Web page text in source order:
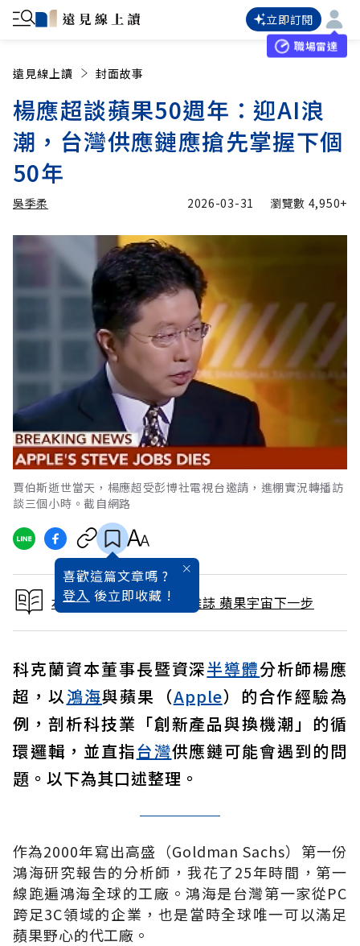
立即訂閱
職場雷達
遠見線上讀 封面故事
楊應超談蘋果50週年：迎AI浪
潮，台灣供應鏈應搶先掌握下個
50年
吳季柔
加入追蹤
2026-03-31 瀏覽數 4,950+
賈伯斯逝世當天，楊應超受彭博社電視台邀請，進棚實況轉播訪
談三個小時。截自網路
喜歡這篇文章嗎 ?
登入 後立即收藏 !
本文出自 2026 / 4月號雜誌 蘋果宇宙下一步
科克蘭資本董事長暨資深半導體分析師楊應
超，以鴻海與蘋果（Apple）的合作經驗為
例，剖析科技業「創新產品與換機潮」的循
環邏輯，並直指台灣供應鏈可能會遇到的問
題。以下為其口述整理。
作為2000年寫出高盛（Goldman Sachs）第一份
鴻海研究報告的分析師，我花了25年時間，第一
線跑遍鴻海全球的工廠。鴻海是台灣第一家從PC
跨足3C領域的企業，也是當時全球唯一可以滿足
蘋果野心的代工廠。